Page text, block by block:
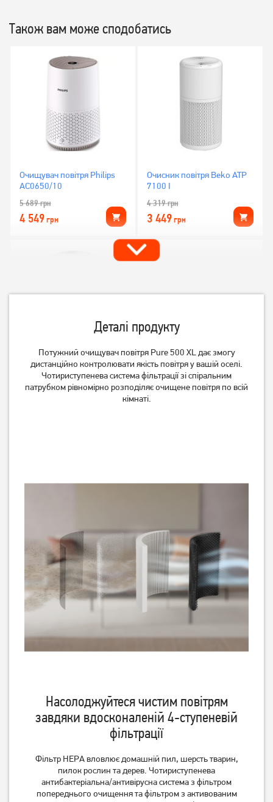
Також вам може сподобатись
Очищувач повітря Philips
AC0650/10
5 689грн
4 549грн
Очисник повітря Beko ATP
7100 I
4 319грн
3 449грн
Очисник повітря Beko ATP
6100 I
Очисник повітря Hoover
HHP30C011
Очищувач повітря Philips
AC0820/10
Немає в наявності
Очищувач повітря Philips
AC2959/53
Немає в наявності
Очищувач повітря Philips
AC3055/51
Очищувач повітря Philips
AC4550/50
Деталі продукту
Потужний очищувач повітря Pure 500 XL дає змогу
дистанційно контролювати якість повітря у вашій оселі.
Чотириступенева система фільтрації зі спіральним
патрубком рівномірно розподіляє очищене повітря по всій
кімнаті.
Насолоджуйтеся чистим повітрям
завдяки вдосконаленій 4-ступеневій
фільтрації
Фільтр НЕРА вловлює домашній пил, шерсть тварин,
пилок рослин та дерев. Чотириступенева
антибактеріальна/антивірусна система з фільтром
попереднього очищення та фільтром з активованим